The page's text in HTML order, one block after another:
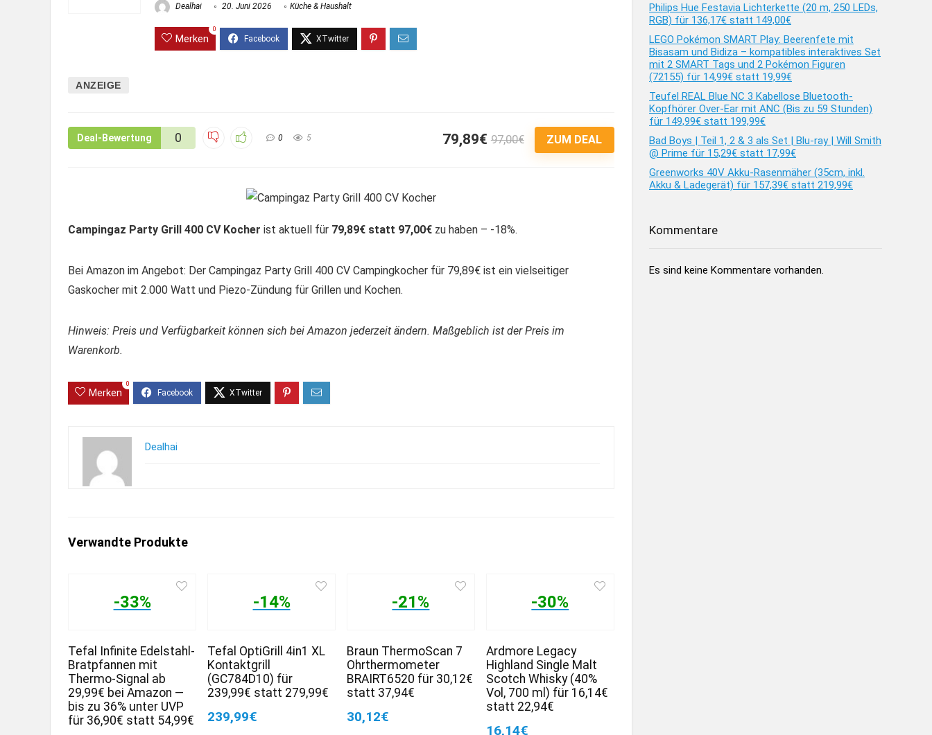
Dealhai 20. Juni 2026 Küche & Haushalt
Merken
0
ANZEIGE
Deal-Bewertung 0 0 5 79,89€ 97,00€ ZUM DEAL
Campingaz Party Grill 400 CV Kocher ist aktuell für 79,89€ statt 97,00€ zu haben – -18%.
Bei Amazon im Angebot: Der Campingaz Party Grill 400 CV Campingkocher für 79,89€ ist ein vielseitiger
Gaskocher mit 2.000 Watt und Piezo-Zündung für Grillen und Kochen.
Hinweis: Preis und Verfügbarkeit können sich bei Amazon jederzeit ändern. Maßgeblich ist der Preis im
Warenkorb.
Merken
0
Dealhai
Verwandte Produkte
-33%
Tefal Infinite Edelstahl-
Bratpfannen mit
Thermo-Signal ab
29,99€ bei Amazon —
bis zu 36% unter UVP
für 36,90€ statt 54,99€
-14%
Tefal OptiGrill 4in1 XL
Kontaktgrill
(GC784D10) für
239,99€ statt 279,99€
239,99€
-21%
Braun ThermoScan 7
Ohrthermometer
BRAIRT6520 für 30,12€
statt 37,94€
30,12€
-30%
Ardmore Legacy
Highland Single Malt
Scotch Whisky (40%
Vol, 700 ml) für 16,14€
statt 22,94€
16,14€
Philips Hue Festavia Lichterkette (20 m, 250 LEDs,
RGB) für 136,17€ statt 149,00€
LEGO Pokémon SMART Play: Beerenfete mit
Bisasam und Bidiza – kompatibles interaktives Set
mit 2 SMART Tags und 2 Pokémon Figuren
(72155) für 14,99€ statt 19,99€
Teufel REAL Blue NC 3 Kabellose Bluetooth-
Kopfhörer Over-Ear mit ANC (Bis zu 59 Stunden)
für 149,99€ statt 199,99€
Bad Boys | Teil 1, 2 & 3 als Set | Blu-ray | Will Smith
@ Prime für 15,29€ statt 17,99€
Greenworks 40V Akku-Rasenmäher (35cm, inkl.
Akku & Ladegerät) für 157,39€ statt 219,99€
Kommentare
Es sind keine Kommentare vorhanden.